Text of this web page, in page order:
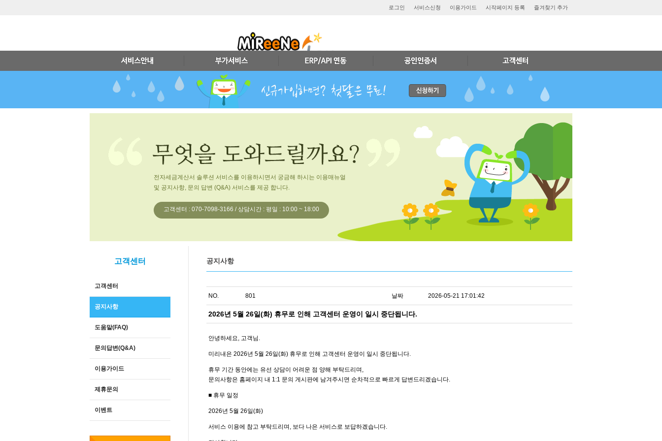
즐겨찾기 추가
시작페이지 등록
이용가이드
서비스신청
로그인
전자세금계산서 솔루션 서비스를 이용하시면서 궁금해 하시는 이용매뉴얼
및 공지사항, 문의 답변 (Q&A) 서비스를 제공 합니다.
고객센터 : 070-7098-3166 / 상담시간 : 평일 : 10:00 ~ 18:00
고객센터
고객센터
공지사항
도움말(FAQ)
문의답변(Q&A)
이용가이드
제휴문의
이벤트
공지사항
NO. 801 날짜 2026-05-21 17:01:42
2026년 5월 26일(화) 휴무로 인해 고객센터 운영이 일시 중단됩니다.
안녕하세요, 고객님.
미리내은 2026년 5월 26일(화) 휴무로 인해 고객센터 운영이 일시 중단됩니다.
휴무 기간 동안에는 유선 상담이 어려운 점 양해 부탁드리며,
문의사항은 홈페이지 내 1:1 문의 게시판에 남겨주시면 순차적으로 빠르게 답변드리겠습니다.
■ 휴무 일정
2026년 5월 26일(화)
서비스 이용에 참고 부탁드리며, 보다 나은 서비스로 보답하겠습니다.